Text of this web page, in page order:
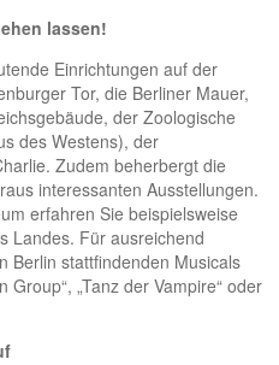
lassen!
Einrichtungen auf der
Tor, die Berliner Mauer,
der Zoologische
des Westens), der
Zudem beherbergt die
interessanten Ausstellungen.
erfahren Sie beispielsweise
Landes. Für ausreichend
Berlin stattfindenden Musicals
Group“, „Tanz der Vampire“ oder